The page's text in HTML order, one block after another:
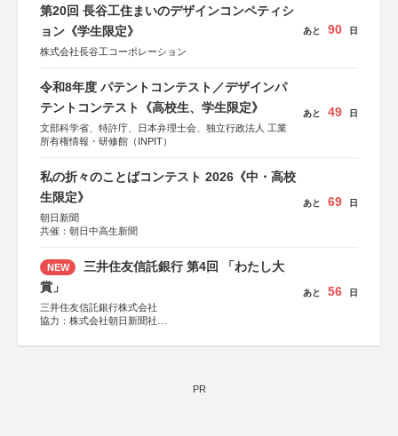
第20回 長谷工住まいのデザインコンペティシ
ョン《学生限定》
株式会社長谷工コーポレーション
あと 90 日
令和8年度 パテントコンテスト／デザインパ
テントコンテスト《高校生、学生限定》
文部科学省、特許庁、日本弁理士会、独立行政法人 工業
所有権情報・研修館（INPIT）
あと 49 日
私の折々のことばコンテスト 2026《中・高校
生限定》
朝日新聞
共催：朝日中高生新聞
あと 69 日
NEW
三井住友信託銀行 第4回 「わたし大
賞」
三井住友信託銀行株式会社
協力：株式会社朝日新聞社
あと 56 日
PR